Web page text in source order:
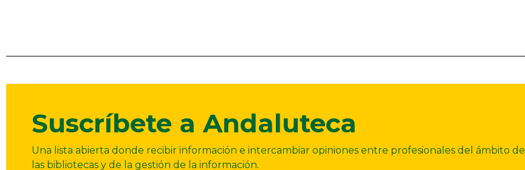
Suscríbete a Andaluteca
Una lista abierta donde recibir información e intercambiar opiniones entre profesionales del ámbito de
las bibliotecas y de la gestión de la información.